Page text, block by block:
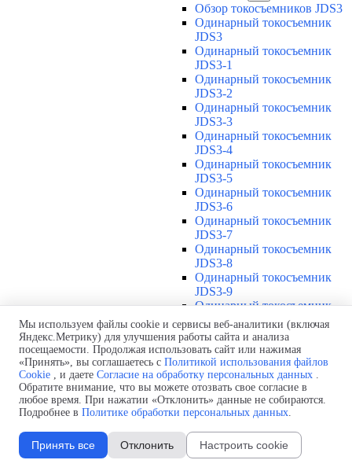
Обзор токосъемников JDS3
Одинарный токосъемник
JDS3
Одинарный токосъемник
JDS3-1
Одинарный токосъемник
JDS3-2
Одинарный токосъемник
JDS3-3
Одинарный токосъемник
JDS3-4
Одинарный токосъемник
JDS3-5
Одинарный токосъемник
JDS3-6
Одинарный токосъемник
JDS3-7
Одинарный токосъемник
JDS3-8
Одинарный токосъемник
JDS3-9
Одинарный токосъемник
JDS3-10
Одинарный токосъемник
JDS3-11
Одинарный токосъемник
JDS3-12
Соединения U12 ▼
Защитная оболочка для
соединений U12
Стыковочное соединение U12
Подводы питания U12
▼
Мы используем файлы cookie и сервисы веб-аналитики (включая
Яндекс.Метрику) для улучшения работы сайта и анализа
посещаемости. Продолжая использовать сайт или нажимая
«Принять», вы соглашаетесь с Политикой использования файлов
Cookie , и даете Согласие на обработку персональных данных .
Обратите внимание, что вы можете отозвать свое согласие в
любое время. При нажатии «Отклонить» данные не собираются.
Подробнее в Политике обработки персональных данных.
Принять все Отклонить Настроить cookie